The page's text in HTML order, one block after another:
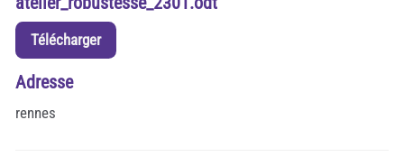
Télécharger
Adresse
rennes